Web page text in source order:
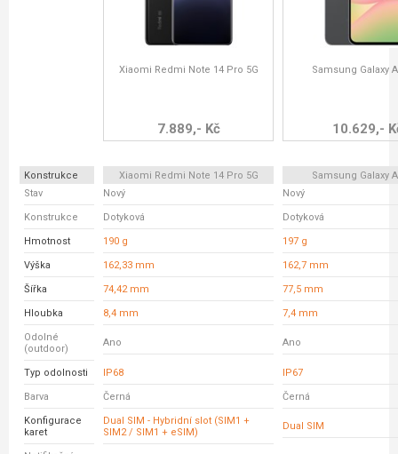
Xiaomi Redmi Note 14 Pro 5G
7.889,- Kč
Samsung Galaxy
10.629,-
Konstrukce Xiaomi Redmi Note 14 Pro 5G
Samsung Galaxy
Stav
Nový Nový
Konstrukce Dotyková Dotyková
Hmotnost 190 g 197 g
Výška 162,33 mm 162,7 mm
Šířka 74,42 mm 77,5 mm
Hloubka 8,4 mm 7,4 mm
Odolné
(outdoor)
Ano Ano
Typ odolnosti IP68 IP67
Barva Černá Černá
Konfigurace
karet
Dual SIM - Hybridní slot (SIM1 +
SIM2 / SIM1 + eSIM)
Dual SIM